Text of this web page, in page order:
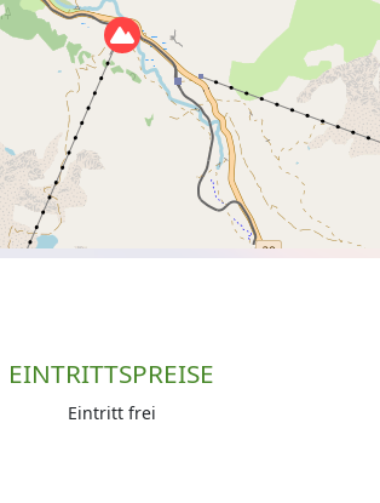
EINTRITTSPREISE
Eintritt frei